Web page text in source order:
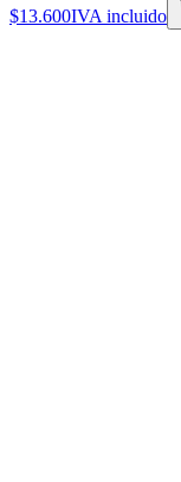
$13.600IVA incluido